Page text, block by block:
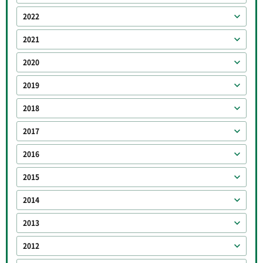
2022
2021
2020
2019
2018
2017
2016
2015
2014
2013
2012